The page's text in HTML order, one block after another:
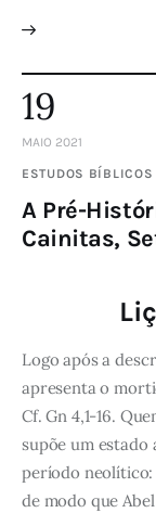
19
MAIO 2021
ESTUDOS BÍBLICOS
A Pré-
Cainitas,
Logo após a
apresenta o
Cf. Gn 4,1-16.
supõe um estado
período neolítico:
de modo que